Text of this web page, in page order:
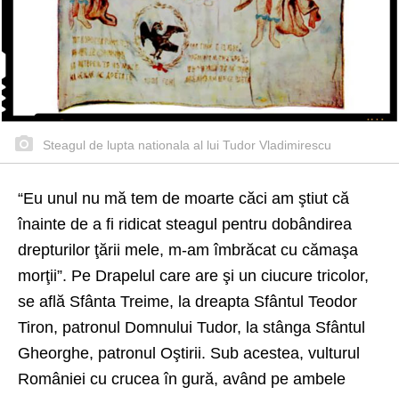
Steagul de lupta nationala al lui Tudor Vladimirescu
“Eu unul nu mă tem de moarte căci am ştiut că
înainte de a fi ridicat steagul pentru dobândirea
drepturilor ţării mele, m-am îmbrăcat cu cămaşa
morţii”. Pe Drapelul care are şi un ciucure tricolor,
se află Sfânta Treime, la dreapta Sfântul Teodor
Tiron, patronul Domnului Tudor, la stânga Sfântul
Gheorghe, patronul Oştirii. Sub acestea, vulturul
României cu crucea în gură, având pe ambele